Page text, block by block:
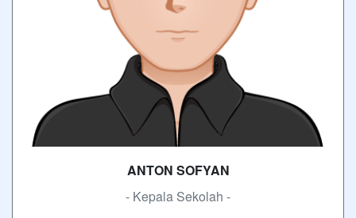
ANTON SOFYAN
- Kepala Sekolah -